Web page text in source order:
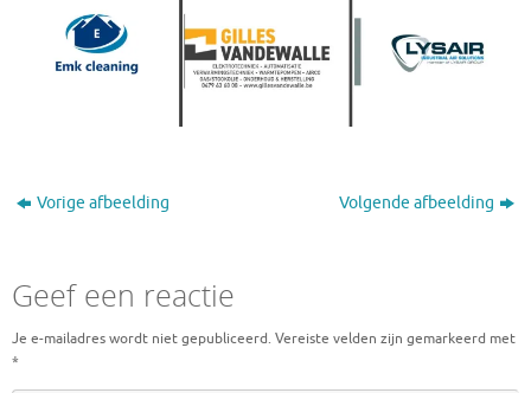
Vorige afbeelding Volgende afbeelding
Geef een reactie
Je e-mailadres wordt niet gepubliceerd. Vereiste velden zijn gemarkeerd met
*